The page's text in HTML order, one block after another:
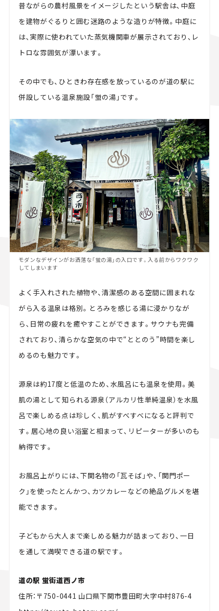
昔ながらの農村風景をイメージしたという駅舎は、中庭
を建物がぐるりと囲む迷路のような造りが特徴。中庭に
は、実際に使われていた蒸気機関車が展示されており、レ
トロな雰囲気が漂います。
その中でも、ひときわ存在感を放っているのが道の駅に
併設している温泉施設「蛍の湯」です。
モダンなデザインがお洒落な「蛍の湯」の入口です。入る前からワクワク
してしまいます
よく手入れされた植物や、清潔感のある空間に囲まれな
がら入る温泉は格別。とろみを感じる湯に浸かりなが
ら、日常の疲れを癒やすことができます。サウナも完備
されており、清らかな空気の中で“ととのう”時間を楽し
めるのも魅力です。
源泉は約17度と低温のため、水風呂にも温泉を使用。美
肌の湯として知られる源泉（アルカリ性単純温泉）を水風
呂で楽しめる点は珍しく、肌がすべすべになると評判で
す。居心地の良い浴室と相まって、リピーターが多いのも
納得です。
お風呂上がりには、下関名物の「瓦そば」や、「関門ポー
ク」を使ったとんかつ、カツカレーなどの絶品グルメを堪
能できます。
子どもから大人まで楽しめる魅力が詰まっており、一日
を通して満喫できる道の駅です。
道の駅 蛍街道西ノ市
住所：〒750-0441 山口県下関市豊田町大字中村876-4